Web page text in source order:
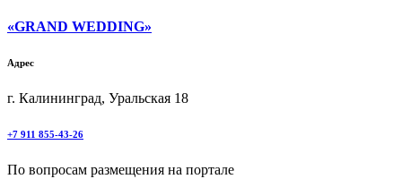
«GRAND WEDDING»
Адрес
г. Калининград, Уральская 18
+7 911 855-43-26
По вопросам размещения на портале